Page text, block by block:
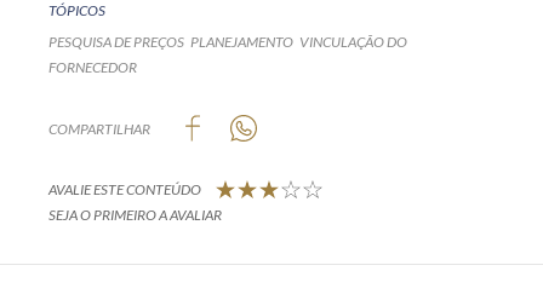
TÓPICOS
PESQUISA DE PREÇOS PLANEJAMENTO VINCULAÇÃO DO
FORNECEDOR
COMPARTILHAR
AVALIE ESTE CONTEÚDO
SEJA O PRIMEIRO A AVALIAR